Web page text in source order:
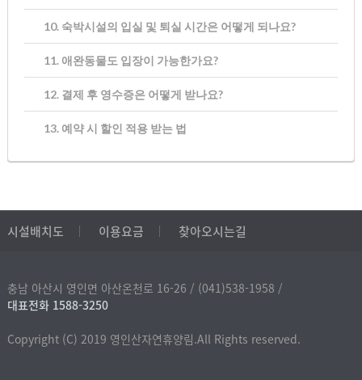
10. 숙박시설의 입실 및 퇴실 시간은 어떻게 되나요?
11. 애완동물도 입장이 가능한가요?
12. 결제 후 영수증은 어떻게 받나요?
13. 예약 시 할인 적용 받는 법
시설배치도 이용요금 찾아오시는길
충남 아산시 영인면 아산온천로 16-26 / (041)538-1958 /
대표전화 1588-3250
Copyright (C) 2019 영인산자연휴양림.All Rights reserved.